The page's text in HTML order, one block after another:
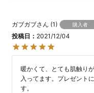
ガブガブ 1 購入者
投稿日
2021/12/04
暖かくて、とても肌触り
入ってます。プレゼント
す。